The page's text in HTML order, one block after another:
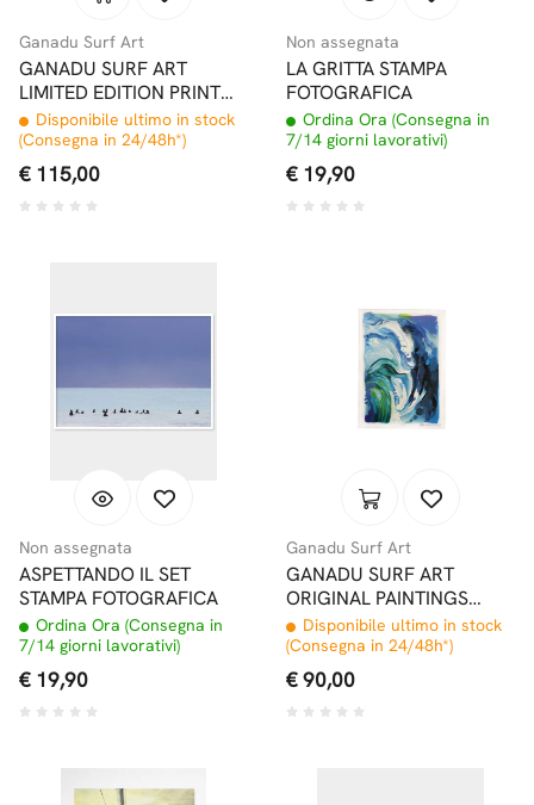
Ganadu Surf Art
GANADU SURF ART
LIMITED EDITION PRINT
#7 32x46,5 CM
Disponibile ultimo in stock
(Consegna in 24/48h*)
€ 115,00
Non assegnata
LA GRITTA STAMPA
FOTOGRAFICA
Ordina Ora (Consegna in
7/14 giorni lavorativi)
€ 19,90
Non assegnata
ASPETTANDO IL SET
STAMPA FOTOGRAFICA
Ordina Ora (Consegna in
7/14 giorni lavorativi)
€ 19,90
Ganadu Surf Art
GANADU SURF ART
ORIGINAL PAINTINGS
OCEAN SENSATION 19,5 X
15 CM 2018
Disponibile ultimo in stock
(Consegna in 24/48h*)
€ 90,00